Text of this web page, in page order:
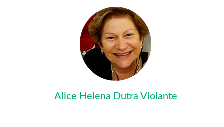
Alice Helena Dutra Violante